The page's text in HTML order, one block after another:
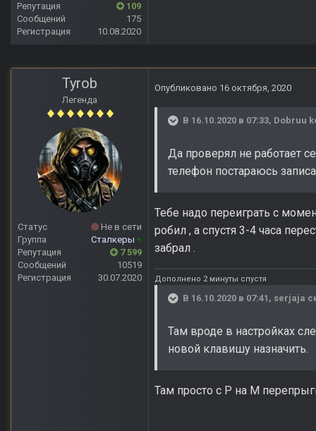
Репутация
109
Сообщений
175
Регистрация
10.08.2020
Tyrob
Легенда
Статус
Не в сети
Группа
Сталкеры +
Репутация
7 599
Сообщений
10519
Регистрация
30.07.2020
Опубликовано 16 октября, 2020
В 16.10.2020 в 07:33, Dobruu
Да проверял не работает
телефон постараюсь
Тебе надо переиграть с
робил , а спустя 3-4 часа
забрал .
Дополнено 2 минуты спустя
В 16.10.2020 в 07:41, serjaja
Там вроде в настройках
новой клавишу назначить.
Там просто с P на М